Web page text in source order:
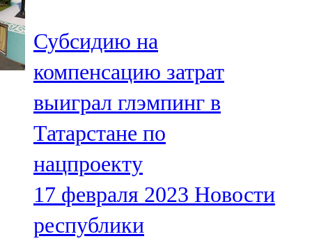
Субсидию на
компенсацию затрат
выиграл глэмпинг в
Татарстане по
нацпроекту
17 февраля 2023 Новости
республики